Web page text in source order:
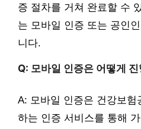
증 절차를 거쳐 완료할 수
는 모바일 인증 또는 공인
니다.
Q: 모바일 인증은 어떻게
A: 모바일 인증은 건강보험
하는 인증 서비스를 통해